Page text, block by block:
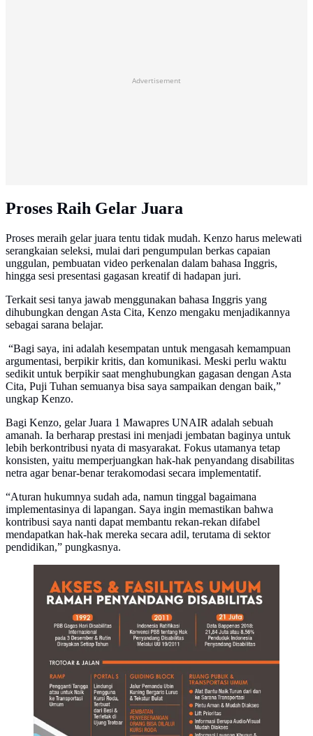
Advertisement
Proses Raih Gelar Juara
Proses meraih gelar juara tentu tidak mudah. Kenzo harus melewati
serangkaian seleksi, mulai dari pengumpulan berkas capaian
unggulan, pembuatan video perkenalan dalam bahasa Inggris,
hingga sesi presentasi gagasan kreatif di hadapan juri.
Terkait sesi tanya jawab menggunakan bahasa Inggris yang
dihubungkan dengan Asta Cita, Kenzo mengaku menjadikannya
sebagai sarana belajar.
“Bagi saya, ini adalah kesempatan untuk mengasah kemampuan
argumentasi, berpikir kritis, dan komunikasi. Meski perlu waktu
sedikit untuk berpikir saat menghubungkan gagasan dengan Asta
Cita, Puji Tuhan semuanya bisa saya sampaikan dengan baik,”
ungkap Kenzo.
Bagi Kenzo, gelar Juara 1 Mawapres UNAIR adalah sebuah
amanah. Ia berharap prestasi ini menjadi jembatan baginya untuk
lebih berkontribusi nyata di masyarakat. Fokus utamanya tetap
konsisten, yaitu memperjuangkan hak-hak penyandang disabilitas
netra agar benar-benar terakomodasi secara implementatif.
“Aturan hukumnya sudah ada, namun tinggal bagaimana
implementasinya di lapangan. Saya ingin memastikan bahwa
kontribusi saya nanti dapat membantu rekan-rekan difabel
mendapatkan hak-hak mereka secara adil, terutama di sektor
pendidikan,” pungkasnya.
Penyandang Disabilitas. (Liputan6.com/Triyasni)